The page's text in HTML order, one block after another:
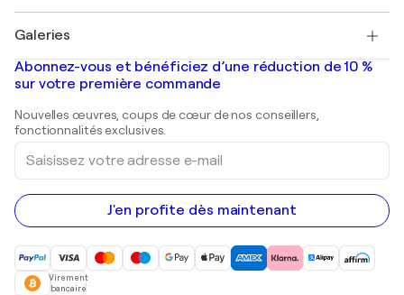
Banksy
Mr. Brainwash
Shepard Fairey
Tableaux abstraits à vendre
Peintures de paysage
Estampes
Peintures acryliques
Galeries
Galeries d'art en France
Galeries d'art en Belgique
Abonnez-vous et bénéficiez d’une réduction de 10 %
sur votre première commande
Nouvelles œuvres, coups de cœur de nos conseillers,
fonctionnalités exclusives.
Saisissez
votre
adresse
e-
mail
J'en profite dès maintenant
Virement
bancaire